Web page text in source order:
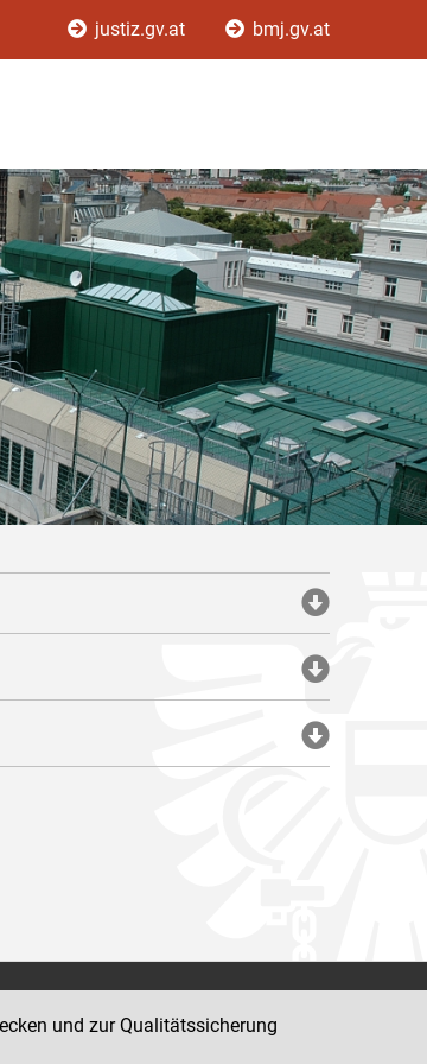
justiz.gv.at bmj.gv.at
und zur Qualitätssicherung